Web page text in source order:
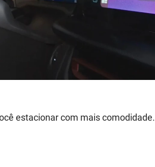
estacionar com mais comodidade.